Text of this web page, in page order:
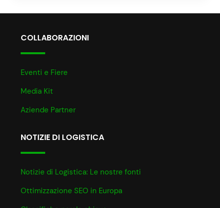
COLLABORAZIONI
Eventi e Fiere
Media Kit
Aziende Partner
NOTIZIE DI LOGISTICA
Notizie di Logistica: Le nostre fonti
Ottimizzazione SEO in Europa